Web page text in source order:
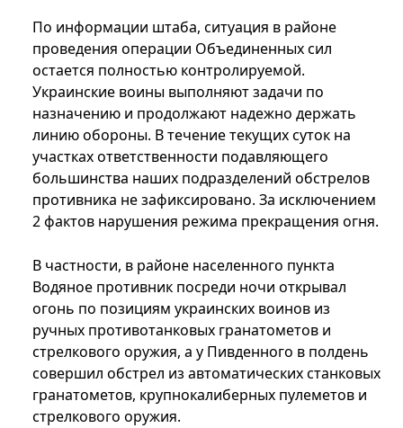
По информации штаба, ситуация в районе
проведения операции Объединенных сил
остается полностью контролируемой.
Украинские воины выполняют задачи по
назначению и продолжают надежно держать
линию обороны. В течение текущих суток на
участках ответственности подавляющего
большинства наших подразделений обстрелов
противника не зафиксировано. За исключением
2 фактов нарушения режима прекращения огня.
В частности, в районе населенного пункта
Водяное противник посреди ночи открывал
огонь по позициям украинских воинов из
ручных противотанковых гранатометов и
стрелкового оружия, а у Пивденного в полдень
совершил обстрел из автоматических станковых
гранатометов, крупнокалиберных пулеметов и
стрелкового оружия.